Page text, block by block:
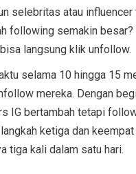
selebritas atau influencer
following semakin besar?
langsung klik unfollow.
selama 10 hingga 15
mereka. Dengan
IG bertambah tetapi
ketiga dan
tiga kali dalam satu hari.